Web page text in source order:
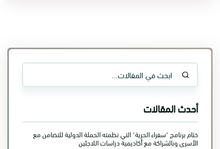
أحدث المقالات
ختام برنامج "سفراء الحرية" التي نظمته الحملة الدولية للتضامن مع
الأسرى وبالشراكة مع أكاديمية دراسات اللاجئين